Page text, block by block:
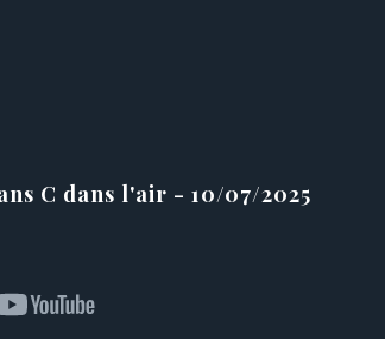
C dans l'air - 10/07/2025